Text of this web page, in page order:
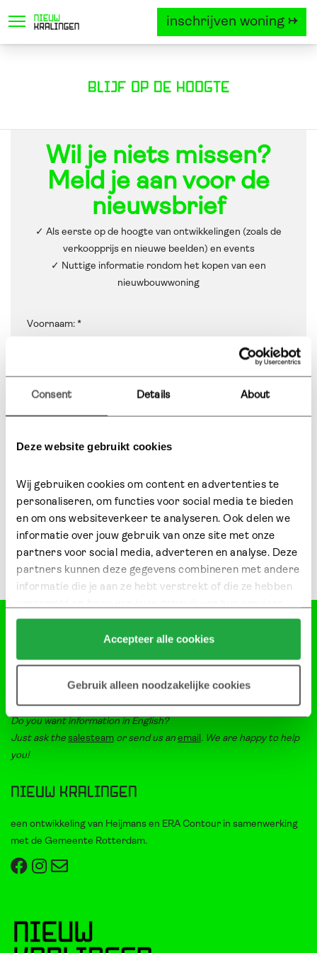
Consent Details About
Deze website gebruikt cookies
Wij gebruiken cookies om content en advertenties te
personaliseren, om functies voor social media te bieden
en om ons websiteverkeer te analyseren. Ook delen we
informatie over jouw gebruik van onze site met onze
partners voor social media, adverteren en analyse. Deze
partners kunnen deze gegevens combineren met andere
informatie die je aan ze hebt verstrekt of die ze hebben
Klik hier voor meer informatie over ons cookiebeleid.
Accepteer alle cookies
Gebruik alleen noodzakelijke cookies
inschrijven woning →
Blijf op de hoogte
Wil je niets missen?
Meld je aan voor de
nieuwsbrief
✓ Als eerste op de hoogte van ontwikkelingen (zoals de
verkoopprijs en nieuwe beelden) en events
✓ Nuttige informatie rondom het kopen van een
nieuwbouwwoning
informatie over hoe we omgaan met jouw
Aanmelden Nieuwsbrief →
salesteam of stuur ons een
e-mail
Do you want information in English?
Just ask the salesteam or send us an email . We are happy to help
you!
Nieuw Kralingen
een ontwikkeling van Heijmans en ERA Contour in samenwerking
met de Gemeente Rotterdam.
project